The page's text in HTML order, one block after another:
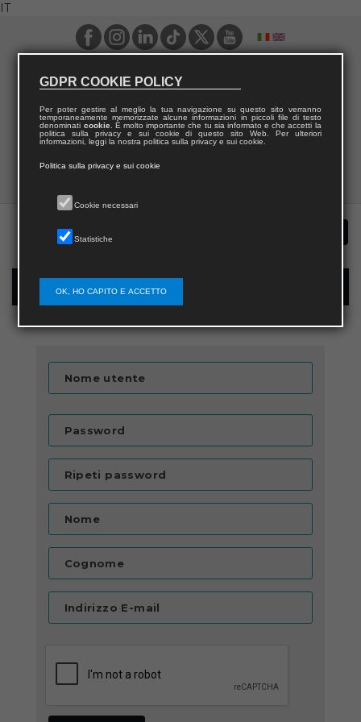
IT
Registrazione nuovo utente per acquisti sul sito
Nome utente
Password
Ripeti password
Nome
Cognome
Indirizzo E-mail
GDPR COOKIE POLICY
Per poter gestire al meglio la tua navigazione su questo sito verranno
temporaneamente memorizzate alcune informazioni in piccoli file di testo
denominati cookie. È molto importante che tu sia informato e che accetti la
politica sulla privacy e sui cookie di questo sito Web. Per ulteriori
informazioni, leggi la nostra politica sulla privacy e sui cookie.
Politica sulla privacy e sui cookie
Cookie necessari
Statistiche
OK, HO CAPITO E ACCETTO